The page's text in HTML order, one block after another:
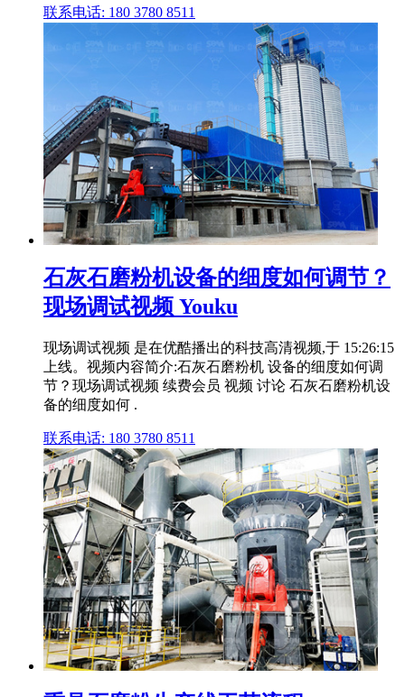
联系电话: 180 3780 8511
石灰石磨粉机设备的细度如何调节？
现场调试视频 Youku
现场调试视频 是在优酷播出的科技高清视频,于 15:26:15
上线。视频内容简介:石灰石磨粉机 设备的细度如何调
节？现场调试视频 续费会员 视频 讨论 石灰石磨粉机设
备的细度如何 .
联系电话: 180 3780 8511